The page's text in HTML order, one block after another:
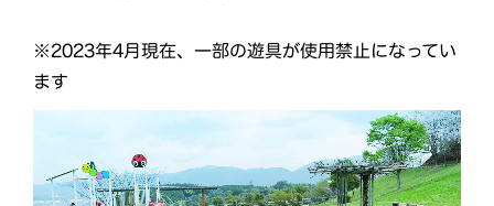
※2023年4月現在、一部の遊具が使用禁止になってい
ます